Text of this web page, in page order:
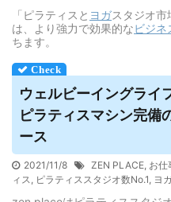
「ピラティスと ヨガスタジオ市
は、より強力で効果的なビジネ
ちます。
ウェルビーイングライ
ピラティスマシン完備
ース
2021/11/8 ZEN PLACE, お仕
ィス, ピラティススタジオ数No.1, ヨ